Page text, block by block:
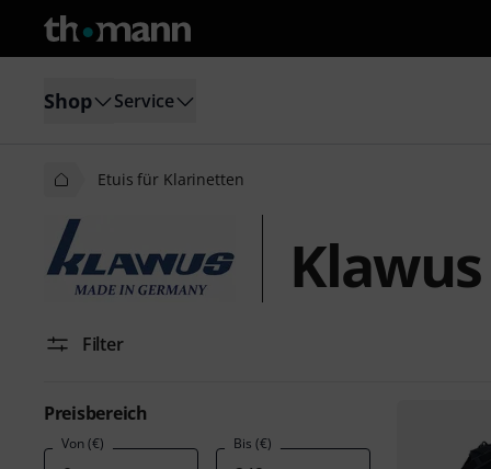
Shop Service
Etuis für Klarinetten
Filter
Preisbereich
Von (€) Bis (€)